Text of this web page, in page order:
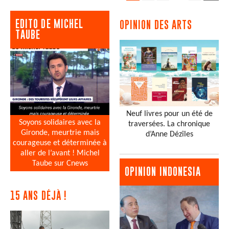
EDITO DE MICHEL
TAUBE
Soyons solidaires avec la
Gironde, meurtrie mais
courageuse et déterminée à
aller de l’avant ! Michel
Taube sur Cnews
15 ANS DÉJÀ !
OPINION DES ARTS
Neuf livres pour un été de
traversées. La chronique
d’Anne Dézîles
OPINION INDONESIA